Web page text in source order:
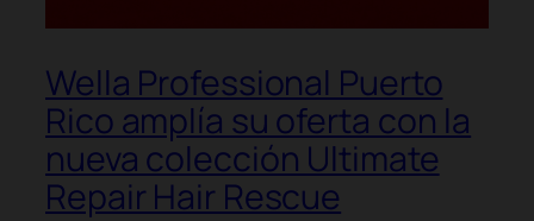
Wella Professional Puerto
Rico amplía su oferta con la
nueva colección Ultimate
Repair Hair Rescue